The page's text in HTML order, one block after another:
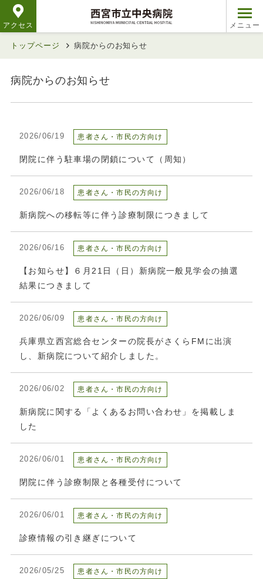
アクセス
トップページ 病院からのお知らせ
病院からのお知らせ
2026/06/19 患者さん・市民の方向け
閉院に伴う駐車場の閉鎖について（周知）
2026/06/18 患者さん・市民の方向け
新病院への移転等に伴う診療制限につきまして
2026/06/16 患者さん・市民の方向け
【お知らせ】６月21日（日）新病院一般見学会の抽選
結果につきまして
2026/06/09 患者さん・市民の方向け
兵庫県立西宮総合センターの院長がさくらFMに出演
し、新病院について紹介しました。
2026/06/02 患者さん・市民の方向け
新病院に関する「よくあるお問い合わせ」を掲載しま
した
2026/06/01 患者さん・市民の方向け
閉院に伴う診療制限と各種受付について
2026/06/01 患者さん・市民の方向け
診療情報の引き継ぎについて
2026/05/25 患者さん・市民の方向け